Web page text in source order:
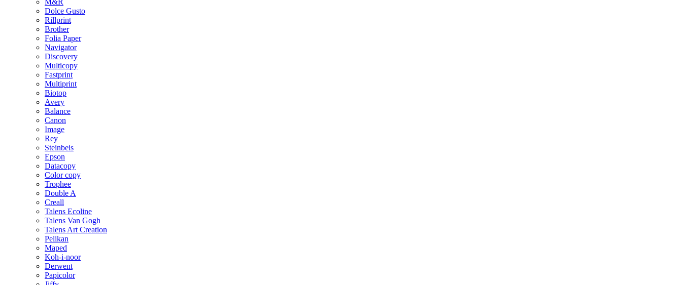
M&R
Dolce Gusto
Rillprint
Brother
Folia Paper
Navigator
Discovery
Multicopy
Fastprint
Multiprint
Biotop
Avery
Balance
Canon
Image
Rey
Steinbeis
Epson
Datacopy
Color copy
Trophee
Double A
Creall
Talens Ecoline
Talens Van Gogh
Talens Art Creation
Pelikan
Maped
Koh-i-noor
Derwent
Papicolor